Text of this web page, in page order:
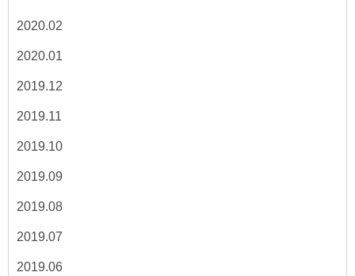
2020.02
2020.01
2019.12
2019.11
2019.10
2019.09
2019.08
2019.07
2019.06